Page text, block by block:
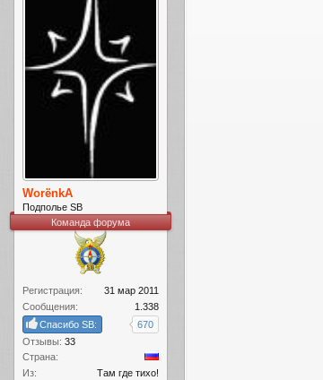
WorёnkA
Подполье SB
Команда форума
Регистрация:
31 мар 2011
Сообщения:
1.338
Спасибо SB:
670
Отзывы: 33
Страна:
Из:
Там где тихо!